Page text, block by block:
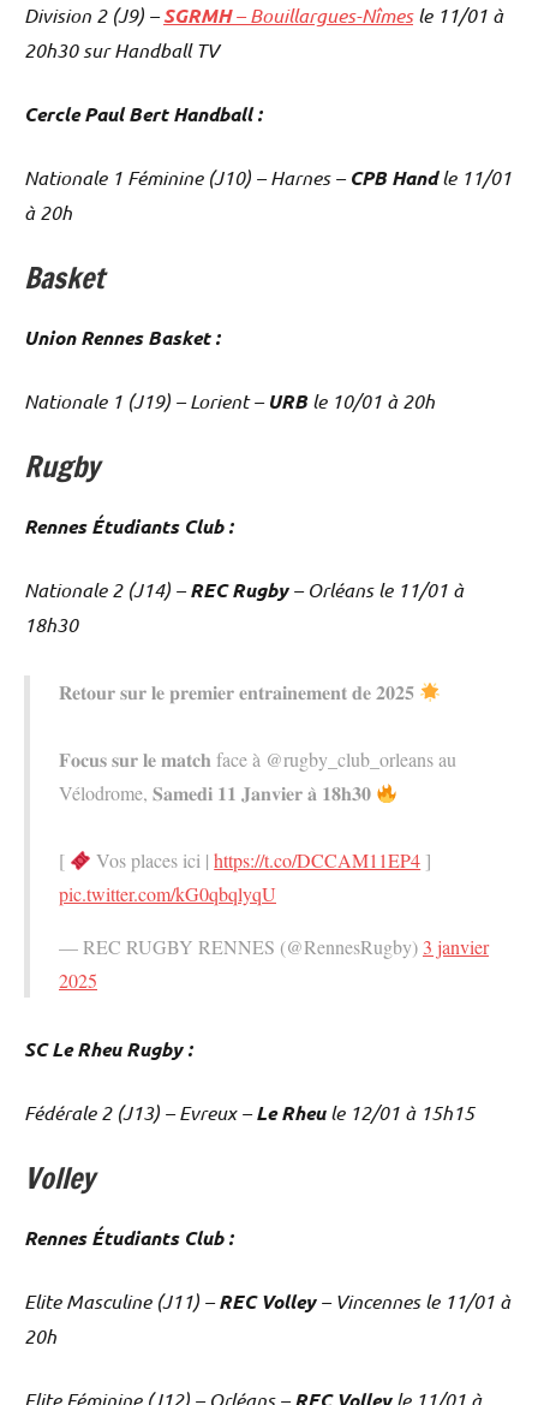
Division 2 (J9) –SGRMH– Bouillargues-Nîmesle 11/01 à
20h30 sur Handball TV
Cercle Paul Bert Handball :
Nationale 1 Féminine (J10) – Harnes –CPB Handle 11/01
à 20h
Basket
Union Rennes Basket :
Nationale 1 (J19) – Lorient –URBle 10/01 à 20h
Rugby
Rennes Étudiants Club :
Nationale 2 (J14) –REC Rugby– Orléans le 11/01 à
18h30
𝐑𝐞𝐭𝐨𝐮𝐫 𝐬𝐮𝐫 𝐥𝐞 𝐩𝐫𝐞𝐦𝐢𝐞𝐫 𝐞𝐧𝐭𝐫𝐚𝐢𝐧𝐞𝐦𝐞𝐧𝐭 𝐝𝐞 𝟐𝟎𝟐𝟓
𝐅𝐨𝐜𝐮𝐬 𝐬𝐮𝐫 𝐥𝐞 𝐦𝐚𝐭𝐜𝐡 face à @rugby_club_orleans au
Vélodrome, 𝐒𝐚𝐦𝐞𝐝𝐢 𝟏𝟏 𝐉𝐚𝐧𝐯𝐢𝐞𝐫 𝐚̀ 𝟏𝟖𝐡𝟑𝟎
[ Vos places ici |https://t.co/DCCAM11EP4 ]
pic.twitter.com/kG0qbqlyqU
— REC RUGBY RENNES (@RennesRugby) 3 janvier
2025
SC Le Rheu Rugby :
Fédérale 2 (J13) – Evreux –Le Rheule 12/01 à 15h15
Volley
Rennes Étudiants Club :
Elite Masculine (J11) –REC Volley– Vincennes le 11/01 à
20h
Elite Féminine (J12) – Orléans –REC Volleyle 11/01 à